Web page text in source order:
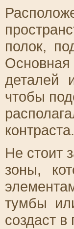
полок,
деталей
чтобы
контраста.
Не стоит
зоны,
тумбы
создаст